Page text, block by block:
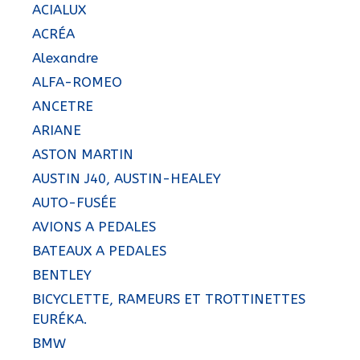
ACIALUX
ACRÉA
Alexandre
ALFA-ROMEO
ANCETRE
ARIANE
ASTON MARTIN
AUSTIN J40, AUSTIN-HEALEY
AUTO-FUSÉE
AVIONS A PEDALES
BATEAUX A PEDALES
BENTLEY
BICYCLETTE, RAMEURS ET TROTTINETTES
EURÉKA.
BMW